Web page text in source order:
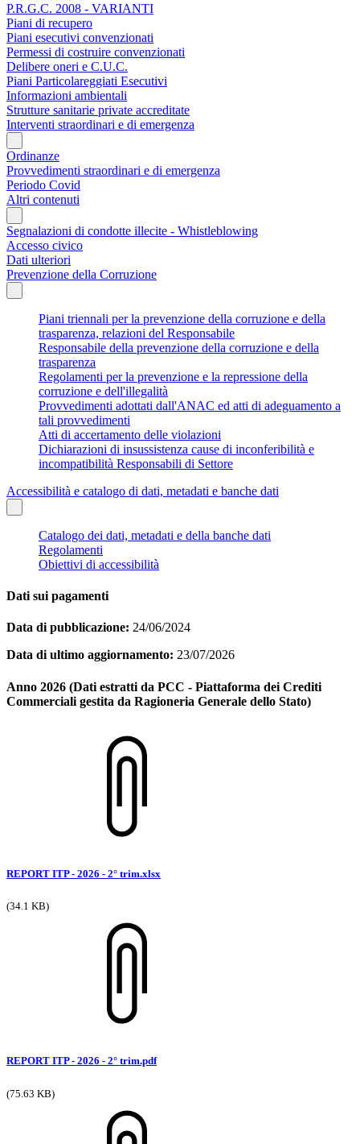
P.R.G.C. 2008 - VARIANTI
Piani di recupero
Piani esecutivi convenzionati
Permessi di costruire convenzionati
Delibere oneri e C.U.C.
Piani Particolareggiati Esecutivi
Informazioni ambientali
Strutture sanitarie private accreditate
Interventi straordinari e di emergenza
Ordinanze
Provvedimenti straordinari e di emergenza
Periodo Covid
Altri contenuti
Segnalazioni di condotte illecite - Whistleblowing
Accesso civico
Dati ulteriori
Prevenzione della Corruzione
Piani triennali per la prevenzione della corruzione e della
trasparenza, relazioni del Responsabile
Responsabile della prevenzione della corruzione e della
trasparenza
Regolamenti per la prevenzione e la repressione della
corruzione e dell'illegalità
Provvedimenti adottati dall'ANAC ed atti di adeguamento a
tali provvedimenti
Atti di accertamento delle violazioni
Dichiarazioni di insussistenza cause di inconferibilità e
incompatibilità Responsabili di Settore
Accessibilità e catalogo di dati, metadati e banche dati
Catalogo dei dati, metadati e della banche dati
Regolamenti
Obiettivi di accessibilità
Dati sui pagamenti
Data di pubblicazione: 24/06/2024
Data di ultimo aggiornamento: 23/07/2026
Anno 2026 (Dati estratti da PCC - Piattaforma dei Crediti
Commerciali gestita da Ragioneria Generale dello Stato)
REPORT ITP - 2026 - 2° trim.xlsx
(34.1 KB)
REPORT ITP - 2026 - 2° trim.pdf
(75.63 KB)